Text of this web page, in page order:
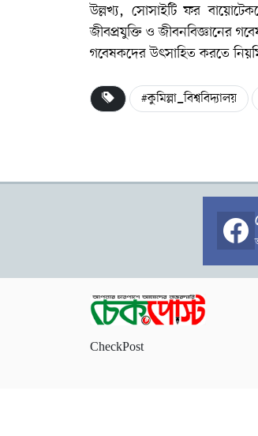
উল্লখ্য, সোসাইটি ফর
জীবপ্রযুক্তি ও জীবনবিজ্ঞানের
গবেষকদের উৎসাহিত করতে
#কুমিল্লা_বিশ্ববিদ্যালয়
CheckPost